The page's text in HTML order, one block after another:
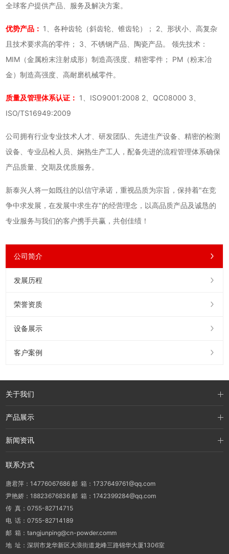
全球客户提供产品、服务及解决方案。
优势产品： 1、各种齿轮（斜齿轮、锥齿轮）； 2、形状小、高复杂
且技术要求高的零件； 3、不锈钢产品、陶瓷产品。 领先技术：
MIM（金属粉末注射成形）制造高强度、精密零件； PM（粉末冶
金）制造高强度、高耐磨机械零件。
质量及管理体系认证： 1、ISO9001:2008 2、QC08000 3、
ISO/TS16949:2009
公司拥有行业专业技术人才、研发团队、先进生产设备、精密的检测
设备、专业品检人员、娴熟生产工人，配备先进的流程管理体系确保
产品质量、交期及优质服务。
新泰兴人将一如既往的以信守承诺，重视品质为宗旨，保持着"在竞
争中求发展，在发展中求生存"的经营理念，以高品质产品及诚恳的
专业服务与我们的客户携手共赢，共创佳绩！
公司简介
发展历程
荣誉资质
设备展示
客户案例
关于我们
产品展示
新闻资讯
联系方式
唐君萍：14776067686 邮 箱：1737649761@qq.com
尹艳娇：18823676836 邮 箱：1742399284@qq.com
传 真：0755-82714715
电 话：0755-82714189
邮 箱：tangjunping@cn-powder.comm
地 址：深圳市龙华新区大浪街道龙峰三路锦华大厦1306室